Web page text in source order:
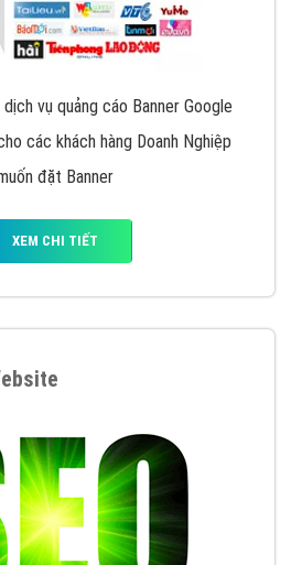
vụ quảng cáo Banner Google
các khách hàng Doanh Nghiệp
đặt Banner
XEM CHI TIẾT